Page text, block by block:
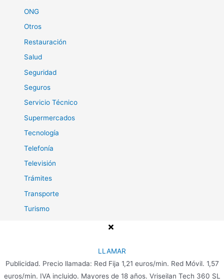
ONG
Otros
Restauración
Salud
Seguridad
Seguros
Servicio Técnico
Supermercados
Tecnología
Telefonía
Televisión
Trámites
Transporte
Turismo
Copyright © 2026 Teléfono para Clientes
LLAMAR
Publicidad. Precio llamada: Red Fija 1,21 euros/min. Red Móvil. 1,57
euros/min. IVA incluido. Mayores de 18 años. Vriseilan Tech 360 SL